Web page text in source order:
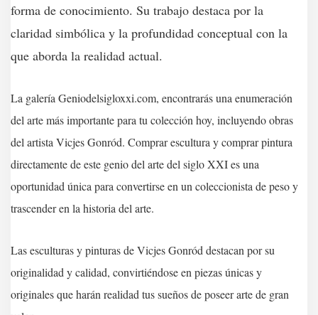
forma de conocimiento. Su trabajo destaca por la
claridad simbólica y la profundidad conceptual con la
que aborda la realidad actual.
La galería Geniodelsigloxxi.com, encontrarás una enumeración
del arte más importante para tu colección hoy, incluyendo obras
del artista Vicjes Gonród. Comprar escultura y comprar pintura
directamente de este genio del arte del siglo XXI es una
oportunidad única para convertirse en un coleccionista de peso y
trascender en la historia del arte.
Las esculturas y pinturas de Vicjes Gonród destacan por su
originalidad y calidad, convirtiéndose en piezas únicas y
originales que harán realidad tus sueños de poseer arte de gran